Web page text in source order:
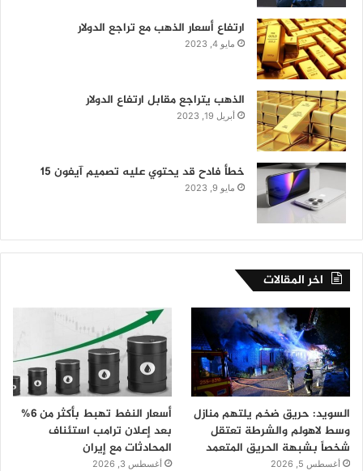
ارتفاع أسعار الذهب مع تراجع الدولار
مايو 4, 2023
الذهب يتراجع مقابل ارتفاع الدولار
أبريل 19, 2023
خطأ فادح قد يحتوي عليه تصميم آيفون 15
مايو 9, 2023
اخر المقالات
السويد: حريق ضخم يلتهم منازل
وسط لاهولم والشرطة تعتقل
شخصاً بشبهة الحريق المتعمد
أغسطس 5, 2026
أسعار النفط تهبط بأكثر من 6%
بعد إعلان ترامب استئناف
المحادثات مع إيران
أغسطس 3, 2026